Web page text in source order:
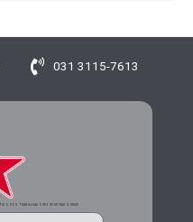
031 3115-7613
DOS TRABALHADORES DE MINAS GERAIS